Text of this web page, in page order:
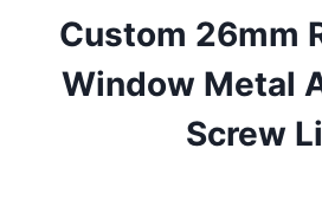
Custom 26mm
Window Metal
Screw